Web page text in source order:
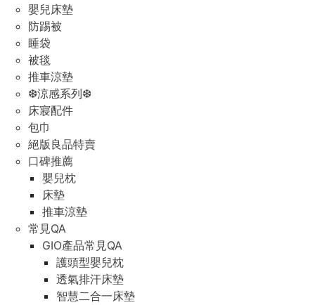
嬰兒床墊
防踢被
睡袋
被毯
推車涼墊
❆涼感系列❆
床寢配件
包巾
絕版良品特賣
口碑推薦
嬰兒枕
床墊
推車涼墊
常見QA
GIO產品常見QA
護頭型嬰兒枕
透氣排汗床墊
智慧二合一床墊